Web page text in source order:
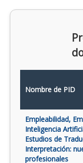
Nombre de PID
Empleabilidad,
Inteligencia
Estudios de
Interpretación:
profesionales